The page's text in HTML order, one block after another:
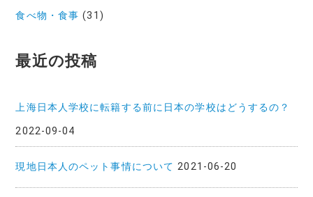
食べ物・食事 (31)
最近の投稿
上海日本人学校に転籍する前に日本の学校はどうするの？
2022-09-04
現地日本人のペット事情について 2021-06-20